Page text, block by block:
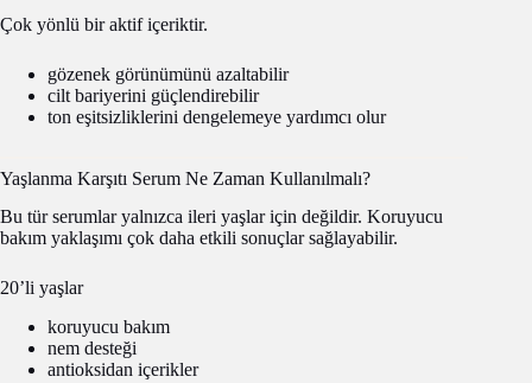
Çok yönlü bir aktif içeriktir.
gözenek görünümünü azaltabilir
cilt bariyerini güçlendirebilir
ton eşitsizliklerini dengelemeye yardımcı olur
Yaşlanma Karşıtı Serum Ne Zaman Kullanılmalı?
Bu tür serumlar yalnızca ileri yaşlar için değildir. Koruyucu
bakım yaklaşımı çok daha etkili sonuçlar sağlayabilir.
20’li yaşlar
koruyucu bakım
nem desteği
antioksidan içerikler